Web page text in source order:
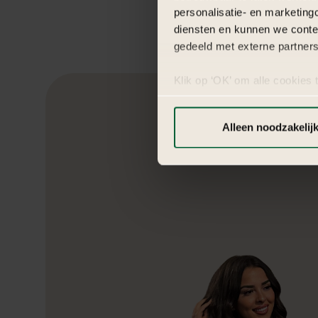
personalisatie- en
diensten en kunnen we
gedeeld met externe
Klik op ‘OK’ om alle
Alleen